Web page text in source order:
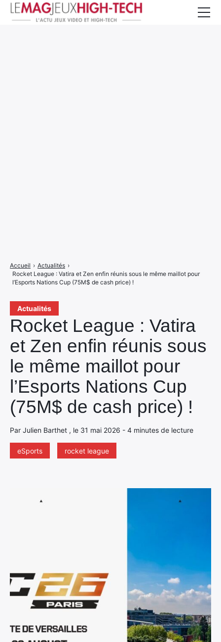
Actualités
Rocket League : Vatira
et Zen enfin réunis sous
le même maillot pour
l’Esports Nations Cup
(75M$ de cash price) !
Par Julien Barthet , le 31 mai 2026 - 4 minutes de lecture
eSports rocket league
Accueil › Actualités ›
Rocket League : Vatira et Zen enfin réunis sous le même maillot pour
l’Esports Nations Cup (75M$ de cash price) !